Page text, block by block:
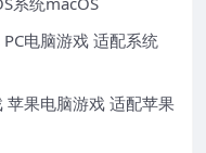
电脑游戏 适配系统
苹果电脑游戏 适配苹果